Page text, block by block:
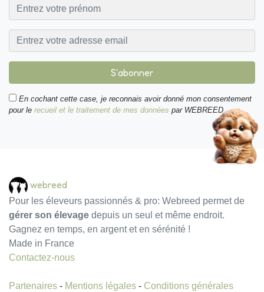
S'abonner
En cochant cette case, je reconnais avoir donné mon consentement
pour le recueil et le traitement de mes données par WEBREED.
webreed
Pour les éleveurs passionnés & pro: Webreed permet de
gérer son élevage depuis un seul et même endroit.
Gagnez en temps, en argent et en sérénité !
Made in France
Contactez-nous
Partenaires - Mentions légales - Conditions générales